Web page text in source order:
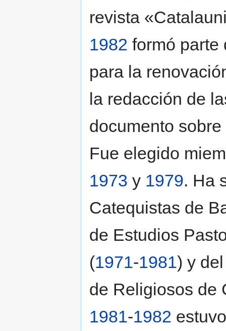
revista
1982 formó parte
para la
la redacción de
documento
Fue elegido
1973 y 1979. Ha
Catequistas de
de Estudios
(1971-1981) y
de Religiosos de
1981-1982